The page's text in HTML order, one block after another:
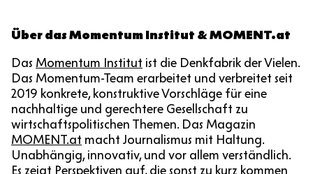
Über das Momentum Institut & MOMENT.at
Das Momentum Institut ist die Denkfabrik der Vielen.
Das Momentum-Team erarbeitet und verbreitet seit
2019 konkrete, konstruktive Vorschläge für eine
nachhaltige und gerechtere Gesellschaft zu
wirtschaftspolitischen Themen. Das Magazin
MOMENT.at macht Journalismus mit Haltung.
Unabhängig, innovativ, und vor allem verständlich.
Es zeigt Perspektiven auf, die sonst zu kurz kommen